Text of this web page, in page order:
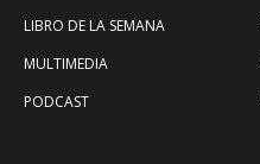
LIBRO DE LA SEMANA
MULTIMEDIA
PODCAST